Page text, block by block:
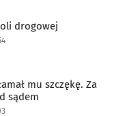
drogowej
mu szczękę. Za
sądem